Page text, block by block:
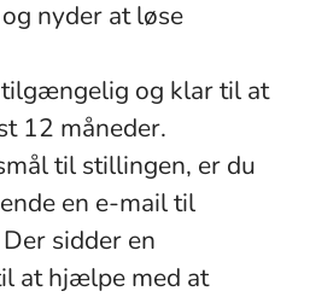
nyder at løse
og klar til at
12 måneder.
til stillingen, er du
en e-mail til
sidder en
at hjælpe med at